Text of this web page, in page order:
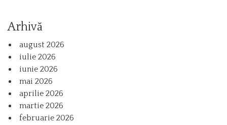
Arhivă
august 2026
iulie 2026
iunie 2026
mai 2026
aprilie 2026
martie 2026
februarie 2026